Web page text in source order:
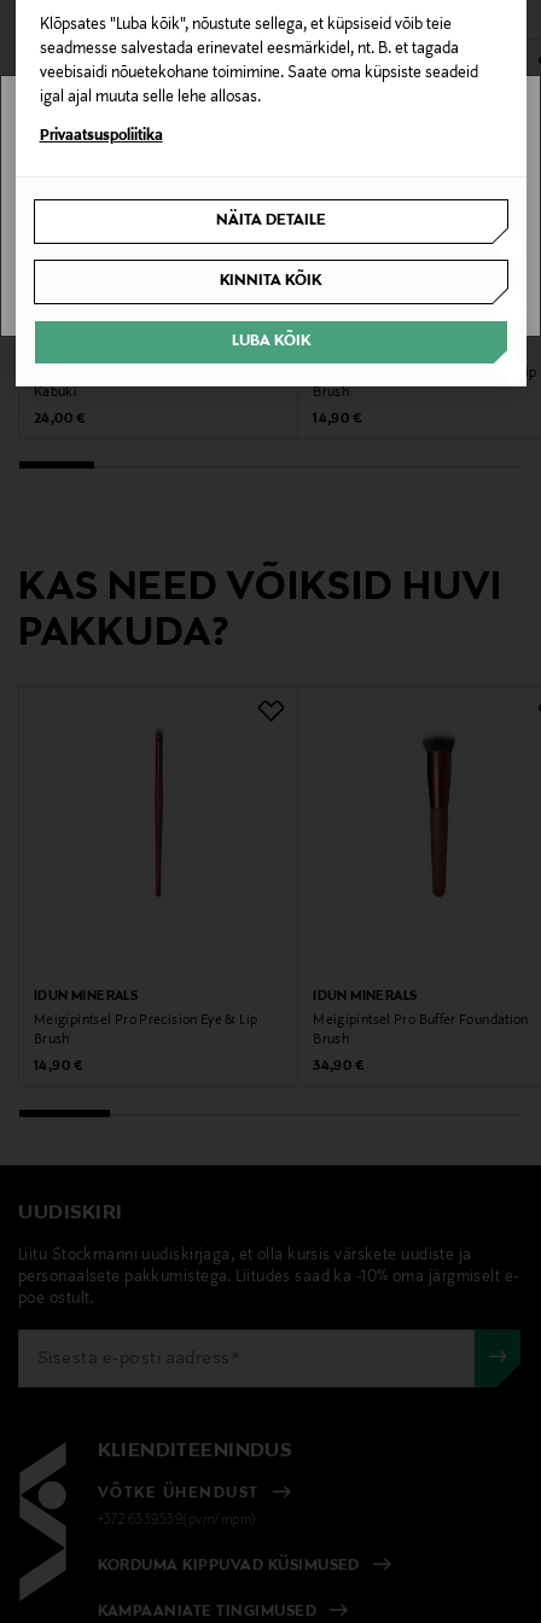
Klõpsates "Luba kõik", nõustute sellega, et küpsiseid võib teie
seadmesse salvestada erinevatel eesmärkidel, nt. B. et tagada
veebisaidi nõuetekohane toimimine. Saate oma küpsiste seadeid
igal ajal muuta selle lehe allosas.
Privaatsuspoliitika
NÄITA DETAILE
KINNITA KÕIK
LUBA KÕIK
Nahatüüp
Kõik nahatüübid
Värv
Suurus
Love Beauty Oy
Tootja aadress
Digitaalne aadress
E-POE TAGASTUSED
Kabuki
Original Price
24,00 €
Meigipintsel Pro Precision Eye & Lip
Brush
Original Price
14,90 €
KAS NEED VÕIKSID HUVI
PAKKUDA?
IDUN MINERALS
Meigipintsel Pro Precision Eye & Lip
Brush
Original Price
14,90 €
IDUN MINERALS
Meigipintsel Pro Buffer Foundation
Brush
Original Price
34,90 €
UUDISKIRI
Liitu Stockmanni uudiskirjaga, et olla kursis värskete uudiste ja
personaalsete pakkumistega. Liitudes saad ka -10% oma järgmiselt e-
poe ostult.
KLIENDITEENINDUS
VÕTKE ÜHENDUST
+372 6339539(pvm/mpm)
KORDUMA KIPPUVAD KÜSIMUSED
KAMPAANIATE TINGIMUSED
Stockmann pole Sinu riigis saadaval.
SAAN ARU